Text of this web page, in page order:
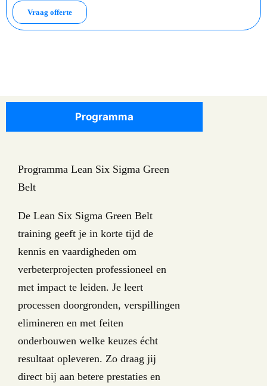
Vraag offerte
Programma
Programma Lean Six Sigma Green
Belt
De Lean Six Sigma Green Belt
training geeft je in korte tijd de
kennis en vaardigheden om
verbeterprojecten professioneel en
met impact te leiden. Je leert
processen doorgronden, verspillingen
elimineren en met feiten
onderbouwen welke keuzes écht
resultaat opleveren. Zo draag jij
direct bij aan betere prestaties en